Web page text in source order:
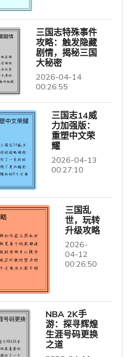
三国志特殊事件
攻略：触发隐藏
剧情，揭秘三国
大秘密
2026-04-14
00:26:55
三国志14威
力加强版：
重塑中文荣
耀
2026-04-13
00:27:10
三国乱
世，玩转
升级攻略
2026-
04-12
00:26:50
NBA 2K手
游：探寻辉煌
生涯号码更换
之道